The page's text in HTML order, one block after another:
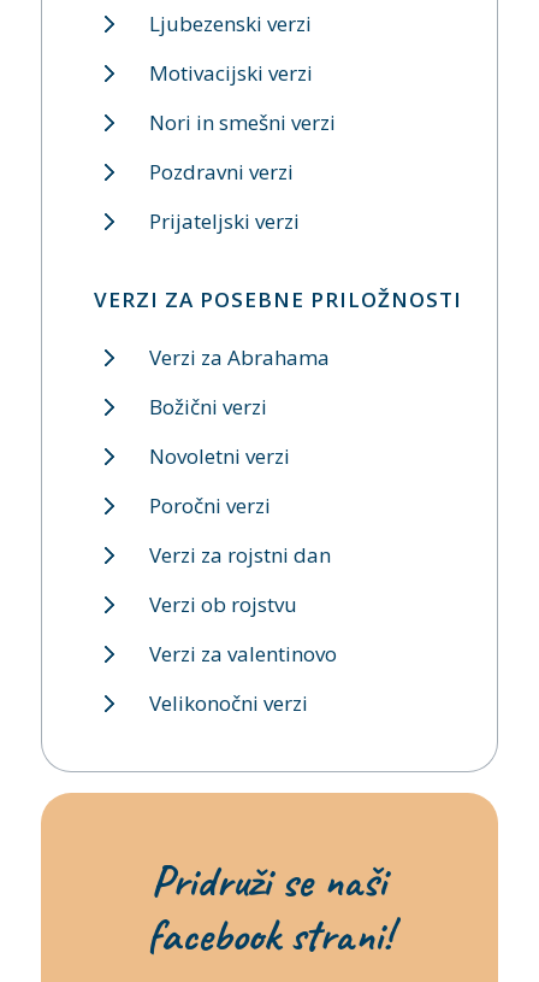
Ljubezenski verzi
Motivacijski verzi
Nori in smešni verzi
Pozdravni verzi
Prijateljski verzi
VERZI ZA POSEBNE PRILOŽNOSTI
Verzi za Abrahama
Božični verzi
Novoletni verzi
Poročni verzi
Verzi za rojstni dan
Verzi ob rojstvu
Verzi za valentinovo
Velikonočni verzi
Pridruži se naši
facebook strani!